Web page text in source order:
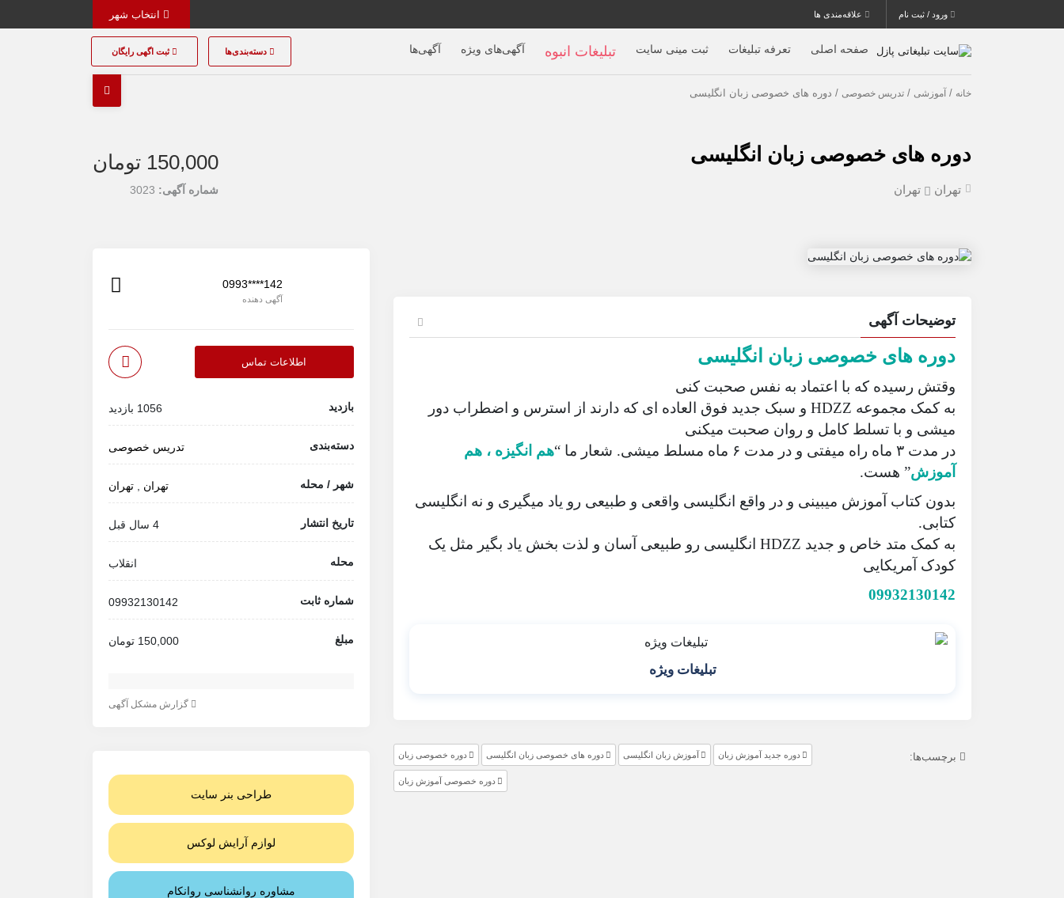
ورود / ثبت نام علاقه‌مندی ها
صفحه اصلی تعرفه تبلیغات ثبت مینی سایت تبلیغات انبوه آگهی‌های ویژه آگهی‌ها دسته‌بندی‌ها ثبت اگهی رایگان
خانه / آموزشی / تدریس خصوصی / دوره های خصوصی زبان انگلیسی
دوره های خصوصی زبان انگلیسی
تهران تهران
150,000 تومان
شماره آگهی: 3023
توضیحات آگهی
دوره های خصوصی زبان انگلیسی
وقتش رسیده که با اعتماد به نفس صحبت کنی
به کمک مجموعه HDZZ و سبک جدید فوق العاده ای که دارند از استرس و اضطراب دور
میشی و با تسلط کامل و روان صحبت میکنی
در مدت ۳ ماه راه میفتی و در مدت ۶ ماه مسلط میشی. شعار ما “
هم انگیزه ، هم
آموزش” هست.
بدون کتاب آموزش میبینی و در واقع انگلیسی واقعی و طبیعی رو یاد میگیری و نه انگلیسی
کتابی.
به کمک متد خاص و جدید HDZZ انگلیسی رو‌ طبیعی آسان و لذت بخش یاد بگیر مثل یک
کودک آمریکایی
09932130142
تبلیغات ویژه
برچسب‌ها: دوره جدید آموزش زبان آموزش زبان انگلیسی دوره های خصوصی زبان انگلیسی دوره خصوصی زبان
دوره خصوصی آموزش زبان
0993****142
آگهی دهنده
اطلاعات تماس
بازدید 1056 بازدید
دسته‌بندی تدریس خصوصی
شهر / محله تهران تهران
تاریخ انتشار 4 سال قبل
محله انقلاب
شماره ثابت 09932130142
مبلغ 150,000 تومان
گزارش مشکل آگهی
طراحی بنر سایت
لوازم آرایش لوکس
مشاوره روانشناسی روانکام